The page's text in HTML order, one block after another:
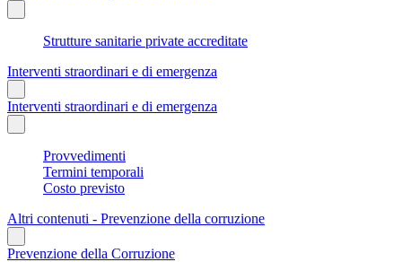
Strutture sanitarie private accreditate
Interventi straordinari e di emergenza
Interventi straordinari e di emergenza
Provvedimenti
Termini temporali
Costo previsto
Altri contenuti - Prevenzione della corruzione
Prevenzione della Corruzione